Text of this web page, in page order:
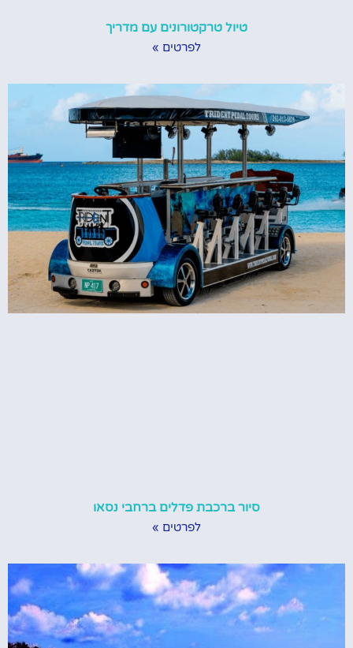
טיול טרקטורונים עם מדריך
לפרטים »
סיור ברכבת פדלים ברחבי נסאו
לפרטים »